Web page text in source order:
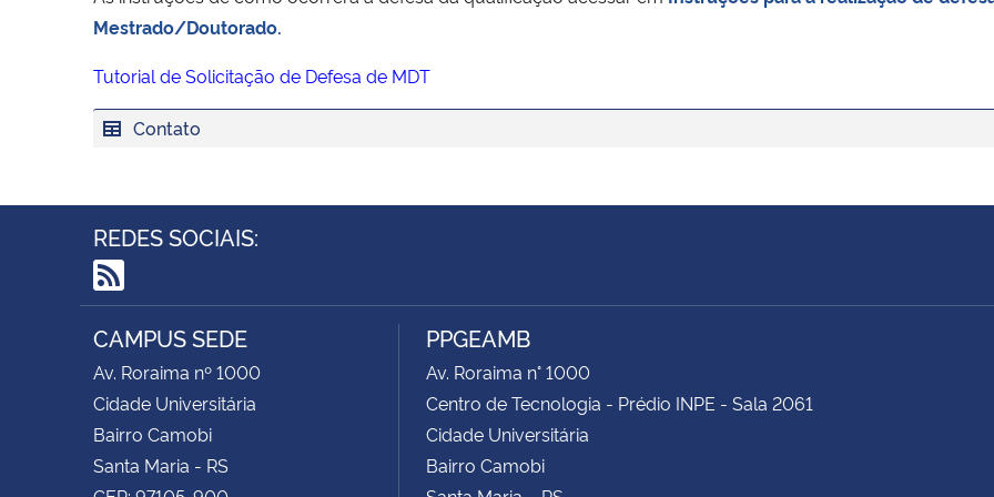
Mestrado/Doutorado.
Tutorial de Solicitação de Defesa de MDT
Contato
REDES SOCIAIS:
RSS
CAMPUS SEDE
Av. Roraima nº 1000
Cidade Universitária
Bairro Camobi
Santa Maria - RS
PPGEAMB
Av. Roraima n° 1000
Centro de Tecnologia - Prédio INPE - Sala 2061
Cidade Universitária
Bairro Camobi